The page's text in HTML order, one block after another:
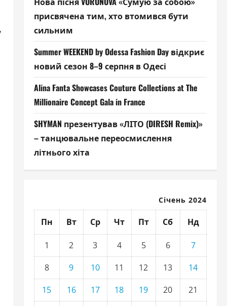
присвячена тим, хто втомився бути
сильним
Summer WEEKEND by Odessa Fashion Day відкриє
новий сезон 8–9 серпня в Одесі
Alina Fanta Showcases Couture Collections at The
Millionaire Concept Gala in France
SHYMAN презентував «ЛІТО (DIRESH Remix)»
– танцювальне переосмислення
літнього хіта
Січень 2024
Пн Вт Ср Чт Пт Сб Нд
1 2 3 4 5 6
7
8
9 10 11 12 13
14
15
16 17 18 19 20
21